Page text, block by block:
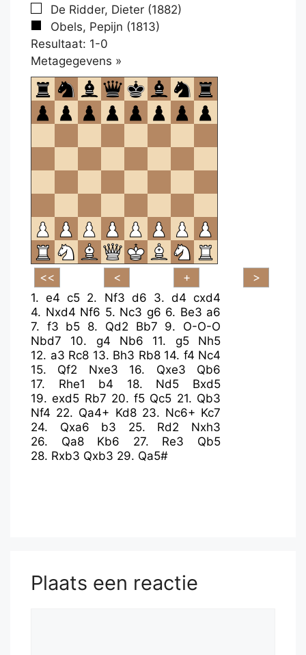
De Ridder, Dieter (1882)
Obels, Pepijn (1813)
Resultaat: 1-0
Metagegevens »
om
te
openen.
1.e4 c5 2. Nf3 d6 3. d4 cxd4
4. Nxd4 Nf6 5. Nc3 g6 6. Be3 a6
7. f3 b5 8. Qd2 Bb7 9. O-O-O
Nbd7
10. g4 Nb6 11. g5
Nh5
12. a3 Rc8 13. Bh3 Rb8 14. f4 Nc4
15. Qf2 Nxe3 16. Qxe3
Qb6
17. Rhe1 b4 18. Nd5
Bxd5
19.exd5 Rb7 20.f5 Qc5 21. Qb3
Nf4 22. Qa4+ Kd8 23. Nc6+ Kc7
24. Qxa6 b3 25. Rd2
Nxh3
26. Qa8 Kb6 27. Re3
Qb5
28. Rxb3 Qxb3 29. Qa5#
Plaats een reactie